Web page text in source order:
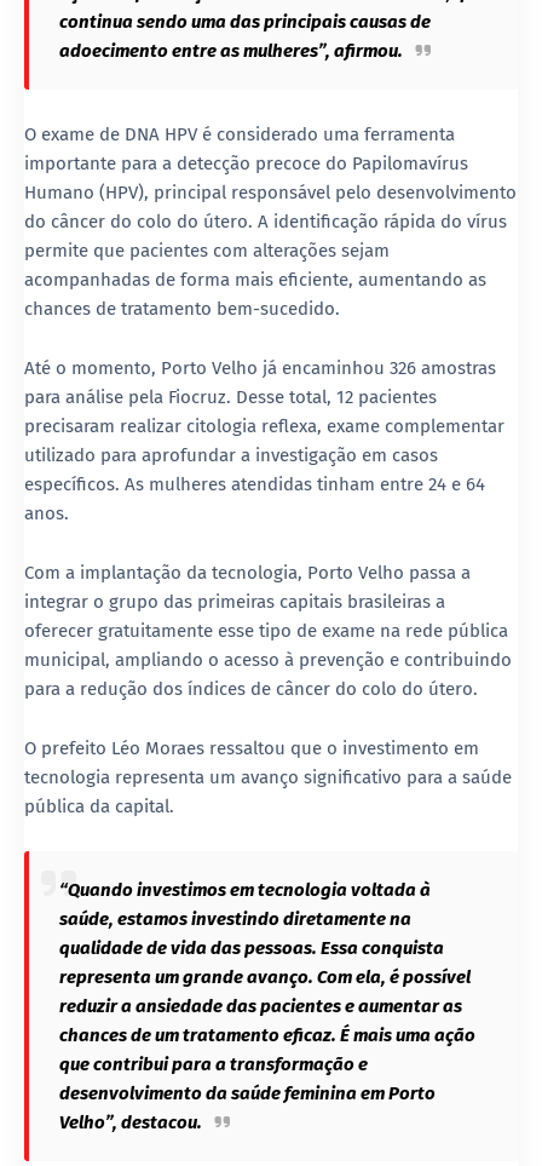
continua sendo uma das principais causas de
adoecimento entre as mulheres”, afirmou.
O exame de DNA HPV é considerado uma ferramenta
importante para a detecção precoce do Papilomavírus
Humano (HPV), principal responsável pelo desenvolvimento
do câncer do colo do útero. A identificação rápida do vírus
permite que pacientes com alterações sejam
acompanhadas de forma mais eficiente, aumentando as
chances de tratamento bem-sucedido.
Até o momento, Porto Velho já encaminhou 326 amostras
para análise pela Fiocruz. Desse total, 12 pacientes
precisaram realizar citologia reflexa, exame complementar
utilizado para aprofundar a investigação em casos
específicos. As mulheres atendidas tinham entre 24 e 64
anos.
Com a implantação da tecnologia, Porto Velho passa a
integrar o grupo das primeiras capitais brasileiras a
oferecer gratuitamente esse tipo de exame na rede pública
municipal, ampliando o acesso à prevenção e contribuindo
para a redução dos índices de câncer do colo do útero.
O prefeito Léo Moraes ressaltou que o investimento em
tecnologia representa um avanço significativo para a saúde
pública da capital.
“Quando investimos em tecnologia voltada à
saúde, estamos investindo diretamente na
qualidade de vida das pessoas. Essa conquista
representa um grande avanço. Com ela, é possível
reduzir a ansiedade das pacientes e aumentar as
chances de um tratamento eficaz. É mais uma ação
que contribui para a transformação e
desenvolvimento da saúde feminina em Porto
Velho”, destacou.